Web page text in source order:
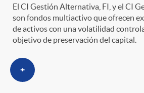
El CI Gestión Alternativa, FI, y el CI
son fondos multiactivo que ofrecen
de activos con una volatilidad
objetivo de preservación del capital.
+